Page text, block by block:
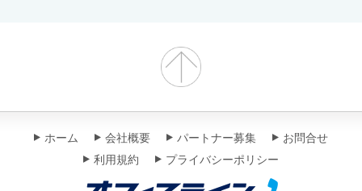
ホーム 会社概要 パートナー募集
お問合せ
利用規約
プライバシーポリシー